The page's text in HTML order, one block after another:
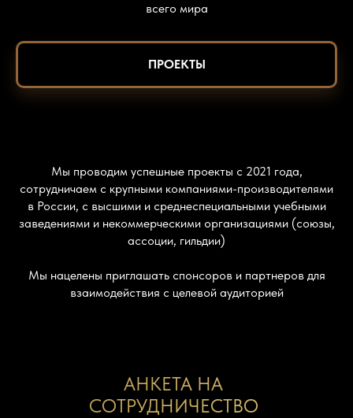
всего мира
ПРОЕКТЫ
Мы проводим успешные проекты с 2021 года,
сотрудничаем с крупными компаниями-производителями
в России, с высшими и среднеспециальными учебными
заведениями и некоммерческими организациями (союзы,
ассоции, гильдии)
Мы нацелены приглашать спонсоров и партнеров для
взаимодействия с целевой аудиторией
АНКЕТА НА
СОТРУДНИЧЕСТВО